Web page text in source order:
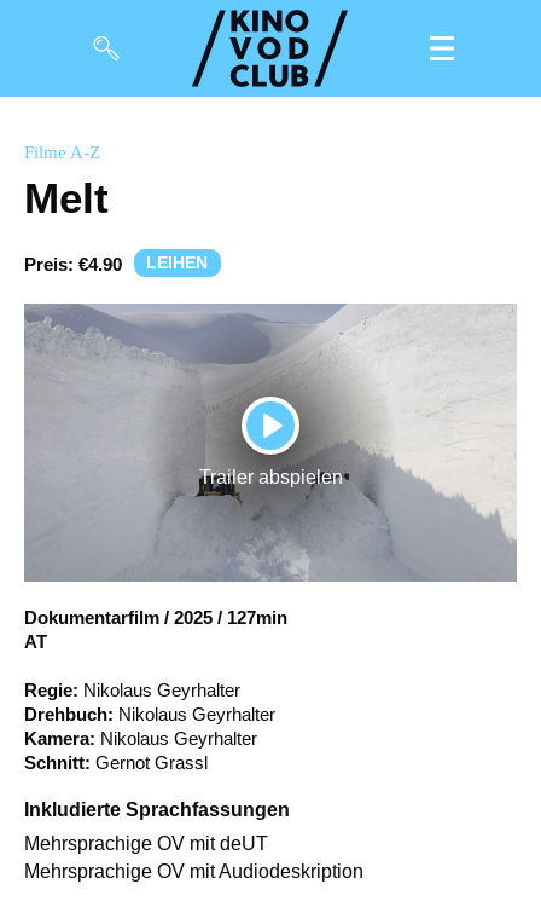
Kuratierungen
So geht’s
Filmpakete
Gutscheine
& Filmpässe
Account
Filme A-Z
Melt
Preis: €4.90 LEIHEN
PLAY
Trailer abspielen
Dokumentarfilm / 2025 / 127min
AT
Regie: Nikolaus Geyrhalter
Drehbuch: Nikolaus Geyrhalter
Kamera: Nikolaus Geyrhalter
Schnitt: Gernot Grassl
Inkludierte Sprachfassungen
Mehrsprachige OV mit deUT
Mehrsprachige OV mit Audiodeskription